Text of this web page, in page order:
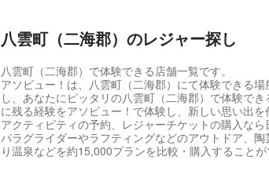
八雲町（二海郡）のレジャー探し
八雲町（二海郡）で体験できる店舗一覧です。
アソビュー！は、八雲町（二海郡）にて体験できる
し、あなたにピッタリの八雲町（二海郡）で体験で
に残る経験をアソビュー！で体験し、新しい思い出を
アクティビティの予約、レジャーチケットの購入な
パラグライダーやラフティングなどのアウトドア、
り温泉などを約15,000プランを比較・購入することが